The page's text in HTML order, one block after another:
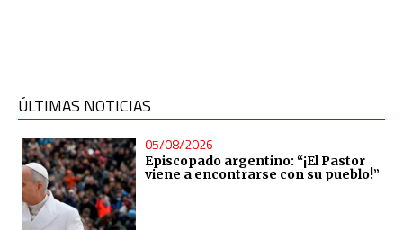
ÚLTIMAS NOTICIAS
05/08/2026
Episcopado argentino: “¡El Pastor
viene a encontrarse con su pueblo!”